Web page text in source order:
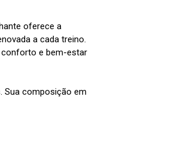
oferece a
a cada treino.
conforto e bem-estar
Sua composição em